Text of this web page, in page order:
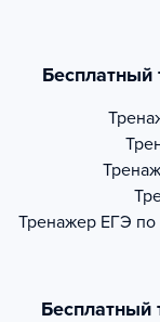
Бесплатный
Тренажер ЕГЭ по
Бесплатный